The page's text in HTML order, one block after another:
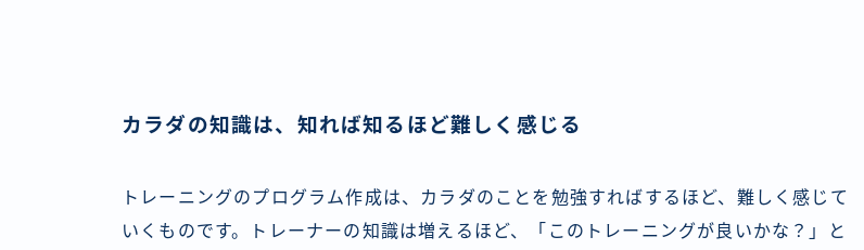
カラダの知識は、知れば知るほど難しく感じる
トレーニングのプログラム作成は、
カラダのことを勉強すればするほど、難しく感じて
いくものです。
トレーナーの知識は増えるほど、「このトレーニングが良いかな？」と